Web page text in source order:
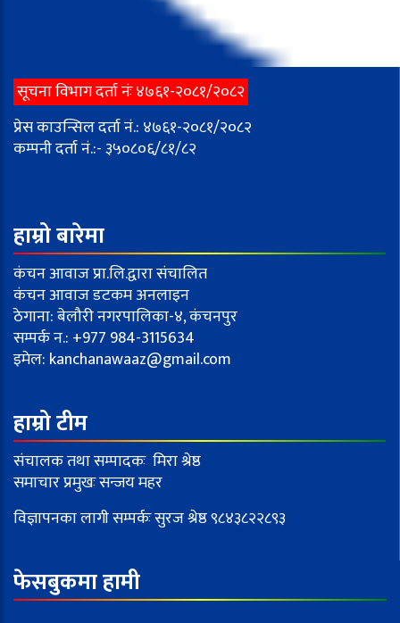
सूचना विभाग दर्ता नंः ४७६१-२०८१/२०८२
प्रेस काउन्सिल दर्ता नं.: ४७६१-२०८१/२०८२
कम्पनी दर्ता नं.:- ३५०८०६/८१/८२
हाम्रो बारेमा
कंचन आवाज प्रा.लि.द्वारा संचालित
कंचन आवाज डटकम अनलाइन
ठेगाना: बेलौरी नगरपालिका-४, कंचनपुर
सम्पर्क न.: +977 984-3115634
इमेल: kanchanawaaz@gmail.com
हाम्रो टीम
संचालक तथा सम्पादकः मिरा श्रेष्ठ
समाचार प्रमुखः सन्जय महर
विज्ञापनका लागी सम्पर्कः सुरज श्रेष्ठ ९८४३८२२८९३
फेसबुकमा हामी